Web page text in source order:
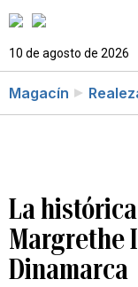
10 de agosto de 2026
Magacín
La
Margrethe
Dinamarca